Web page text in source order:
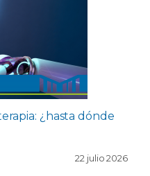
¿hasta dónde
22 julio 2026